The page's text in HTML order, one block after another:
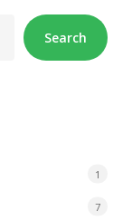
Search
1
7